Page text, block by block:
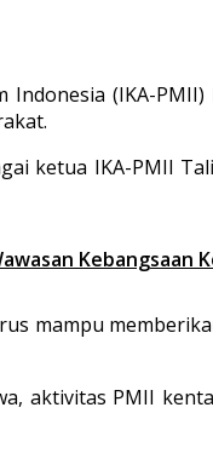
(IKA-
ketua IKA-PMII
Kebangsaan
mampu
aktivitas PMII